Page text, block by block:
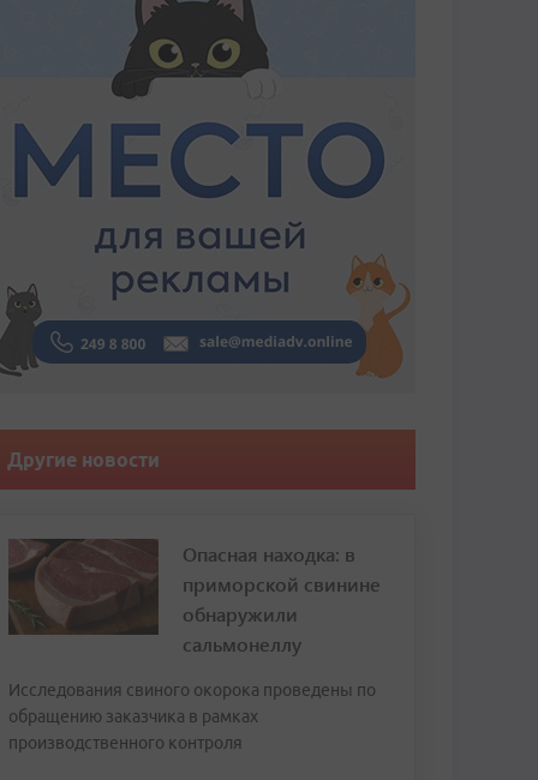
Другие новости
Опасная находка: в
приморской свинине
обнаружили
сальмонеллу
Исследования свиного окорока проведены по
обращению заказчика в рамках
производственного контроля